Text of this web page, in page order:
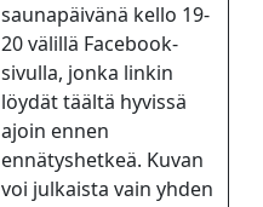
saunapäivänä kello 19-
20 välillä Facebook-
sivulla, jonka linkin
löydät täältä hyvissä
ajoin ennen
ennätyshetkeä. Kuvan
voi julkaista vain yhden